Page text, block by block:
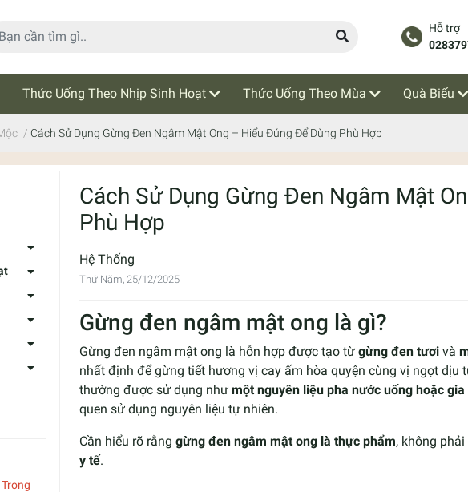
Hỗ trợ
Thức Uống Theo Nhịp Sinh Hoạt Thức Uống Theo Mùa Quà Biếu
Tin Tức
/ Cách Sử Dụng Gừng Đen Ngâm Mật Ong – Hiểu Đúng Để Dùng Phù Hợp
Cách Sử Dụng Gừng Đen Ngâm Mật
Phù Hợp
Hệ Thống
Thứ Năm, 25/12/2025
Gừng đen ngâm mật ong là gì?
Gừng đen ngâm mật ong là hỗn hợp được tạo từ gừng đen tươi và
nhất định để gừng tiết hương vị cay ấm hòa quyện cùng vị ngọt dịu
thường được sử dụng như một nguyên liệu pha nước uống hoặc gia
quen sử dụng nguyên liệu tự nhiên.
Cần hiểu rõ rằng gừng đen ngâm mật ong là thực phẩm, không
y tế.